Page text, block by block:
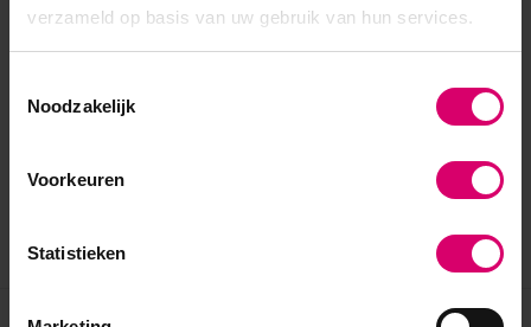
verzameld op basis van uw gebruik van hun services.
Noodzakelijk
Voorkeuren
Statistieken